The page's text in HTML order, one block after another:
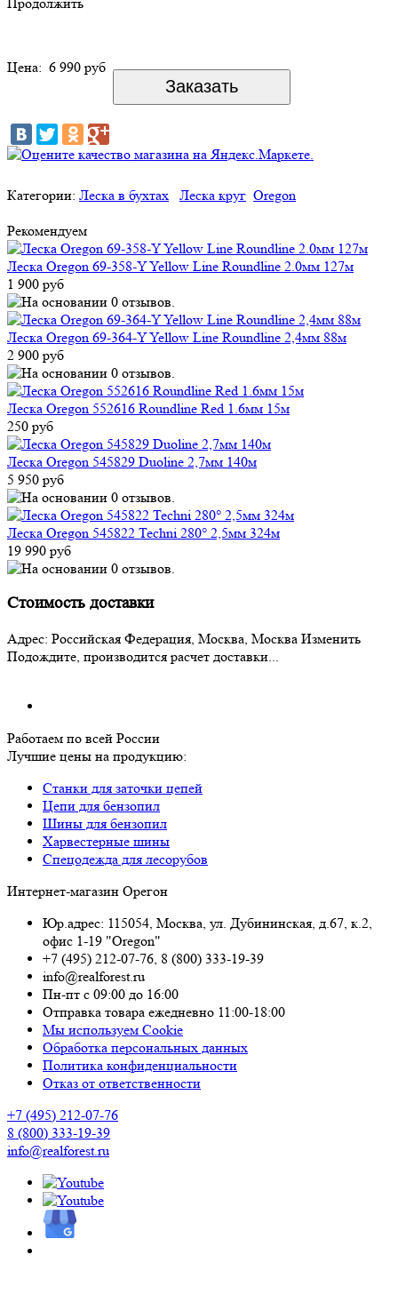
Цена: 6 990 руб
Категории: Леска в бухтах Леска круг Oregon
Рекомендуем
Леска Oregon 69-358-Y Yellow Line Roundline 2.0мм 127м
1 900 руб
Леска Oregon 69-364-Y Yellow Line Roundline 2,4мм 88м
2 900 руб
Леска Oregon 552616 Roundline Red 1.6мм 15м
250 руб
Леска Oregon 545829 Duoline 2,7мм 140м
5 950 руб
Леска Oregon 545822 Techni 280° 2,5мм 324м
19 990 руб
Стоимость доставки
Адрес: Российская Федерация, Москва, Москва Изменить
Подождите, производится расчет доставки...
Работаем по всей России
Лучшие цены на продукцию:
Станки для заточки цепей
Цепи для бензопил
Шины для бензопил
Харвестерные шины
Спецодежда для лесорубов
Интернет-магазин Орегон
Юр.адрес: 115054, Москва, ул. Дубининская, д.67, к.2,
офис 1-19 "Oregon"
+7 (495) 212-07-76, 8 (800) 333-19-39
info@realforest.ru
Пн-пт с 09:00 до 16:00
Отправка товара ежедневно 11:00-18:00
Мы используем Cookie
Обработка персональных данных
Политика конфиденциальности
Отказ от ответственности
+7 (495) 212-07-76
8 (800) 333-19-39
info@realforest.ru